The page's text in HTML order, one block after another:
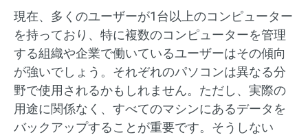
現在、多くのユーザーが1台以上のコンピューター
を持っており、特に複数のコンピューターを管理
する組織や企業で働いているユーザーはその傾向
が強いでしょう。それぞれのパソコンは異なる分
野で使用されるかもしれません。ただし、実際の
用途に関係なく、すべてのマシンにあるデータを
バックアップすることが重要です。そうしない